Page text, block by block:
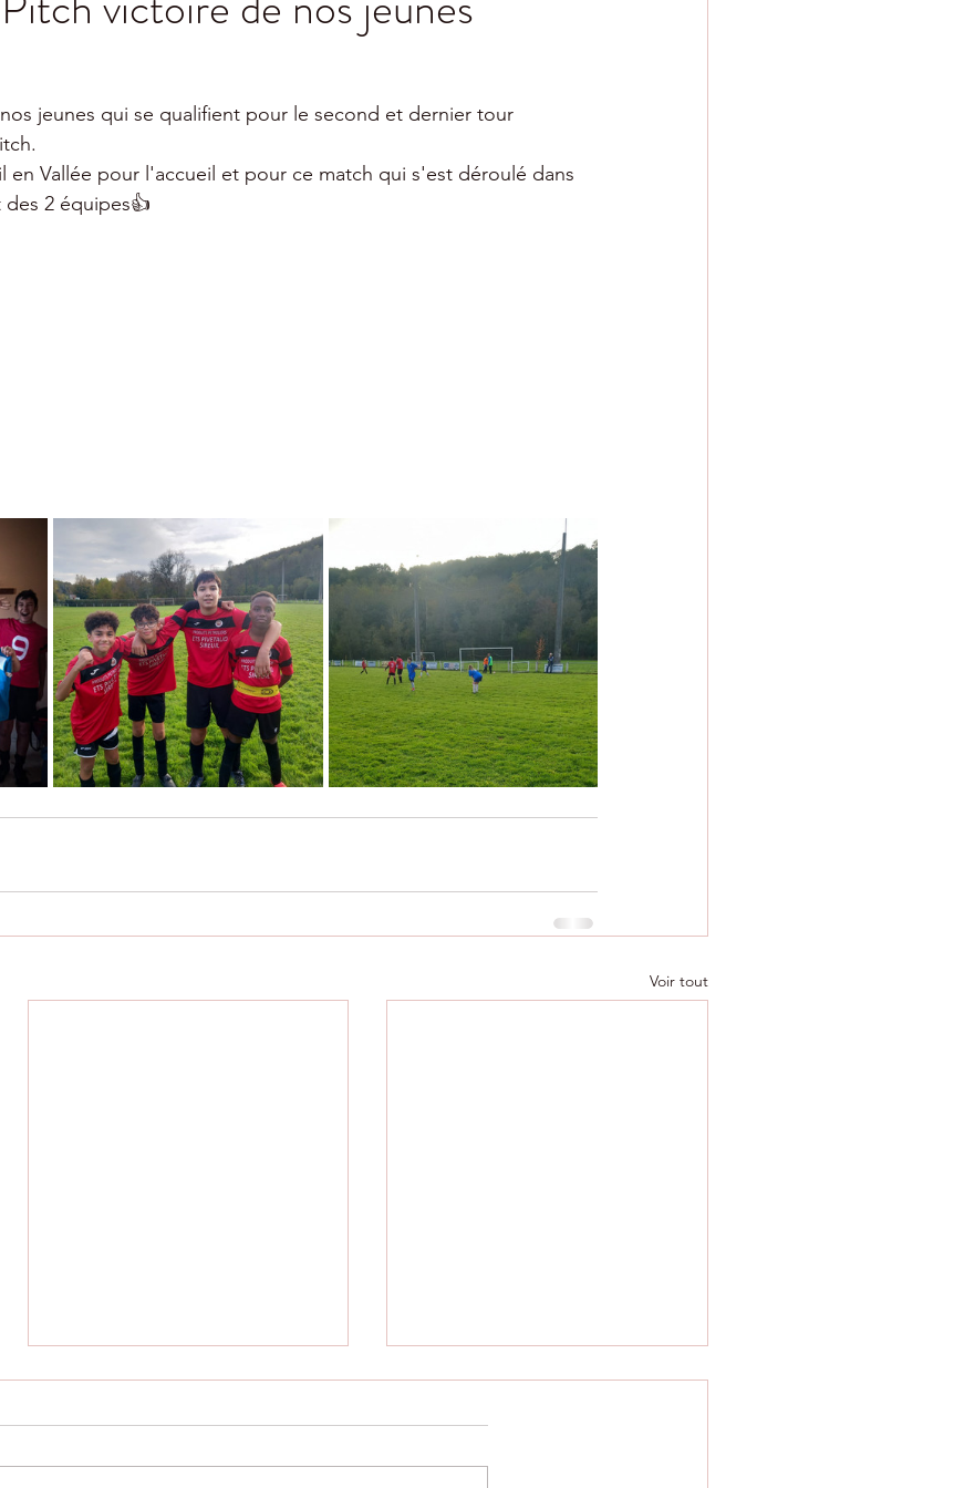
jeunes qui se qualifient pour le second et dernier tour
en Vallée pour l'accueil et pour ce match qui s'est déroulé dans
2 équipes👍
Voir tout